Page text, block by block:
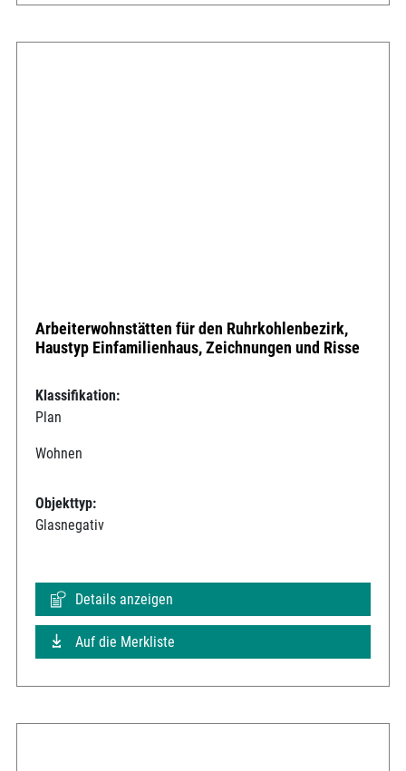
Arbeiterwohnstätten für den Ruhrkohlenbezirk,
Haustyp Einfamilienhaus, Zeichnungen und Risse
Klassifikation:
Plan
Wohnen
Objekttyp:
Glasnegativ
Details anzeigen
Auf die Merkliste